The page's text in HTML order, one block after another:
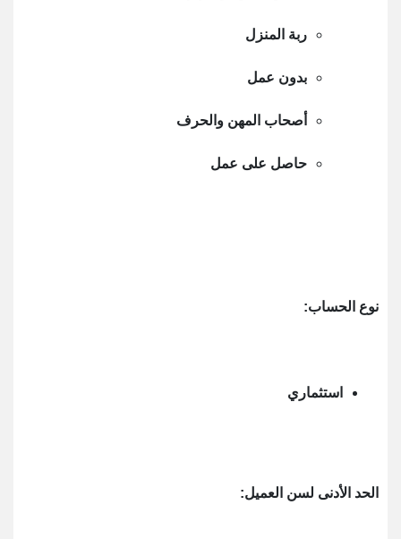
ربة المنزل
بدون عمل
أصحاب المهن والحرف
حاصل على عمل
نوع الحساب:
استثماري
الحد الأدنى لسن العميل: